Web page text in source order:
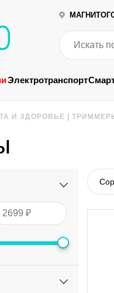
Электротранспорт
И ЗДОРОВЬЕ |